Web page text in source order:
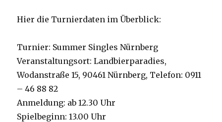
Hier die Turnierdaten im Überblick:
Turnier: Summer Singles Nürnberg
Veranstaltungsort: Landbierparadies,
Wodanstraße 15, 90461 Nürnberg, Telefon: 0911
– 46 88 82
Anmeldung: ab 12.30 Uhr
Spielbeginn: 13.00 Uhr